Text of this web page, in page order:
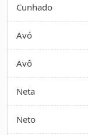
Cunhado
Avó
Avô
Neta
Neto